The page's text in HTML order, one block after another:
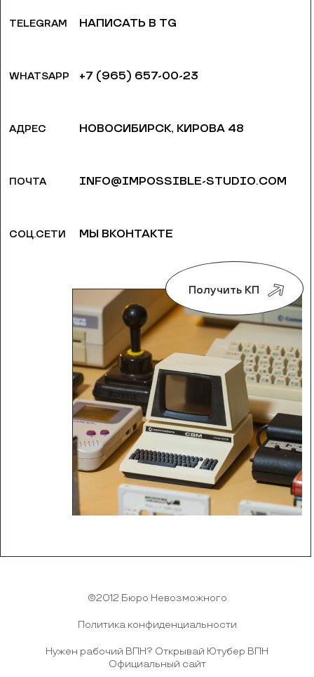
TELEGRAM
WHATSAPP
АДРЕС
ПОЧТА
СОЦ.СЕТИ
НАПИСАТЬ В TG
+7 (965) 657-00-23
НОВОСИБИРСК, ​КИРОВА 48
INFO@IMPOSSIBLE-STUDIO.COM
МЫ ВКОНТАКТЕ
Получить КП
©2012 Бюро Невозможного
Политика конфиденциальности
Нужен рабочий ВПН? Открывай Ютубер ВПН
Официальный сайт